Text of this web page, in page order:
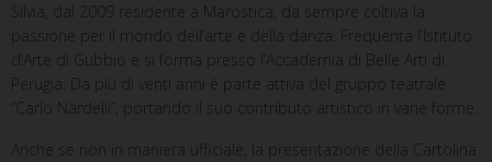
Silvia, dal 2009 residente a Marostica, da sempre coltiva la
passione per il mondo dell’arte e della danza. Frequenta l’Istituto
d’Arte di Gubbio e si forma presso l’Accademia di Belle Arti di
Perugia. Da più di venti anni è parte attiva del gruppo teatrale
“Carlo Nardelli”, portando il suo contributo artistico in varie forme.
Anche se non in maniera ufficiale, la presentazione della Cartolina